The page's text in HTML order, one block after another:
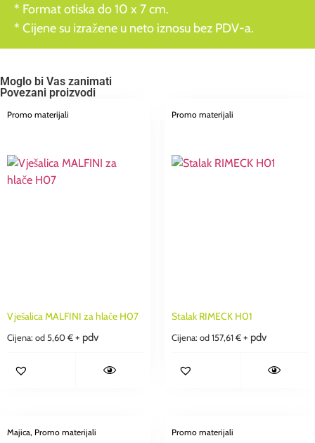
* Format otiska do 10 x 7 cm.
* Cijene su izražene u neto iznosu bez PDV-a.
Moglo bi Vas zanimati
Povezani proizvodi
Promo materijali
Vješalica MALFINI za hlače H07
Cijena: od 5,60 € + pdv
Promo materijali
Stalak RIMECK H01
Cijena: od 157,61 € + pdv
Majica, Promo materijali Promo materijali